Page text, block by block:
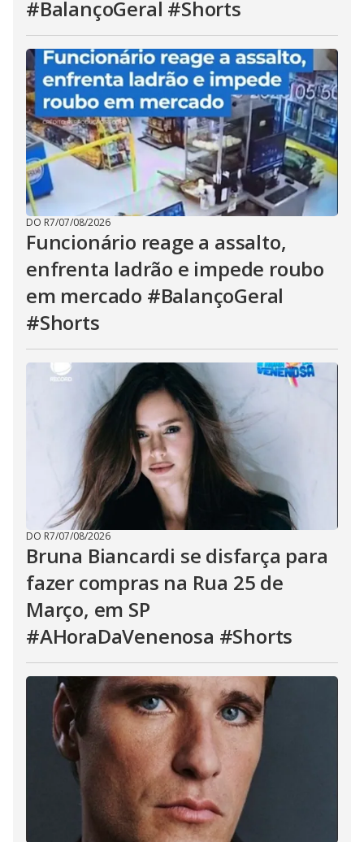
#BalançoGeral #Shorts
DO R7/07/08/2026
Funcionário reage a assalto,
enfrenta ladrão e impede roubo
em mercado #BalançoGeral
#Shorts
DO R7/07/08/2026
Bruna Biancardi se disfarça para
fazer compras na Rua 25 de
Março, em SP
#AHoraDaVenenosa #Shorts